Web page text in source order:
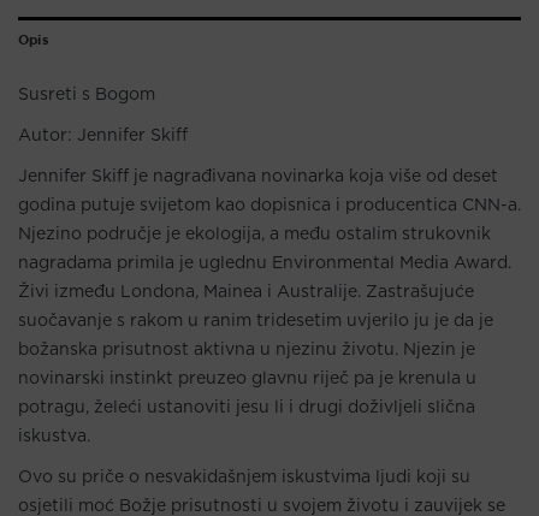
Opis
Susreti s Bogom
Autor: Jennifer Skiff
Jennifer Skiff je nagrađivana novinarka koja više od deset
godina putuje svijetom kao dopisnica i producentica CNN-a.
Njezino područje je ekologija, a među ostalim strukovnik
nagradama primila je uglednu Environmental Media Award.
Živi između Londona, Mainea i Australije. Zastrašujuće
suočavanje s rakom u ranim tridesetim uvjerilo ju je da je
božanska prisutnost aktivna u njezinu životu. Njezin je
novinarski instinkt preuzeo glavnu riječ pa je krenula u
potragu, želeći ustanoviti jesu li i drugi doživljeli slična
iskustva.
Ovo su priče o nesvakidašnjem iskustvima ljudi koji su
osjetili moć Božje prisutnosti u svojem životu i zauvijek se